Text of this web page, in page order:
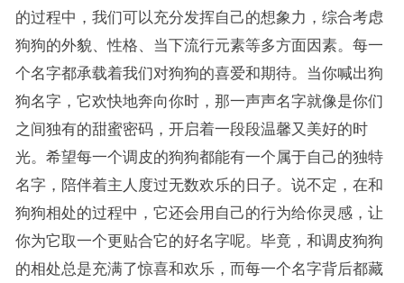
的过程中，我们可以充分发挥自己的想象力，综合考虑
狗狗的外貌、性格、当下流行元素等多方面因素。每一
个名字都承载着我们对狗狗的喜爱和期待。当你喊出狗
狗名字，它欢快地奔向你时，那一声声名字就像是你们
之间独有的甜蜜密码，开启着一段段温馨又美好的时
光。希望每一个调皮的狗狗都能有一个属于自己的独特
名字，陪伴着主人度过无数欢乐的日子。说不定，在和
狗狗相处的过程中，它还会用自己的行为给你灵感，让
你为它取一个更贴合它的好名字呢。毕竟，和调皮狗狗
的相处总是充满了惊喜和欢乐，而每一个名字背后都藏